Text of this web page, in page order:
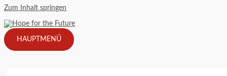
Zum Inhalt springen
HAUPTMENÜ